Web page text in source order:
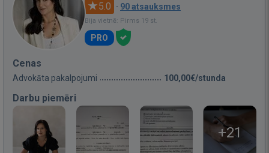
5.0 · 90 atsauksmes
Bija vietnē: Pirms 19 st.
PRO
Cenas
Advokāta pakalpojumi 100,00€/stunda
Darbu piemēri
+21